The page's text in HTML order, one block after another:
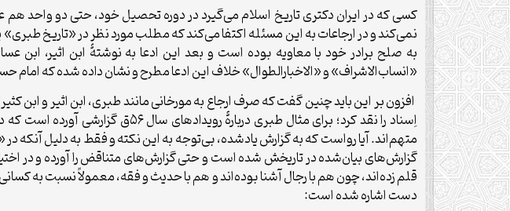
کسی که در ایران دکتری تاریخ اسلام می‌گیرد در دوره تحصیل خود، حتی دو واحد هم
نمی‌کند و در ارجاعات به این مسئله اکتفا می‌کند که مطلب مورد نظر در «تاریخ
به صلح برادر خود با معاویه بوده است و بعد این ادعا به نوشتۀ ابن اثیر،
«انساب‌الاشراف» و «الاخبارالطوال» خلاف این ادعا مطرح و نشان داده شده که
افزون بر این باید چنین گفت که صرف ارجاع به مورخانی مانند طبری، ابن اثیر و ابن
اِسناد را نقد کرد؛ برای مثال طبری
متهم‌اند. آیا رواست که به گزارش یادشده، بی‌توجه به این نکته و فقط به دلیل
گزارش‌های بیان‌شده در تاریخش شده است و حتی گزارش‌های متناقض را آورده و در
قلم زده‌اند، چون هم با رجال آشنا بوده‌اند و هم با حدیث و فقه، معمولاً نسبت به
دست اشاره شده است: